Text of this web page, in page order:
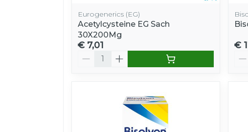
Eurogenerics (EG)
Acetylcysteine EG Sach
30X200Mg
€ 7,01
Aantal
€